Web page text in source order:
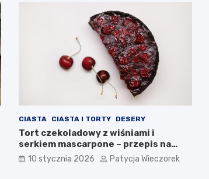
CIASTA CIASTA I TORTY DESERY
Tort czekoladowy z wiśniami i
serkiem mascarpone – przepis na
wyjątkowy deser
10 stycznia 2026 Patycja Wieczorek